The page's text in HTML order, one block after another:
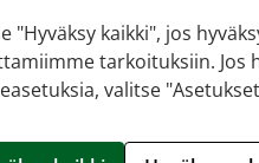
"Hyväksy kaikki", jos
tarkoituksiin. Jos
valitse
Fimean vaihde:
029 522 3341